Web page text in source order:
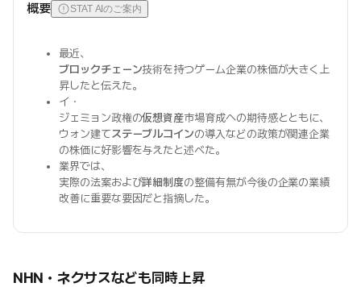
概要 STAT AIのご案内
最近、
ブロックチェーン技術を持つゲーム企業の株価が大きく上
昇したと伝えた。
イ・
ジェミョン政権の仮想資産市場育成への期待感とともに、
ウォン建てステーブルコインの導入などの政策が関連企業
の株価に好影響を与えたと述べた。
業界では、
実際の法案および詳細制度の整備有無が今後の企業の業績
改善に重要な要因だと指摘した。
NHN・ネクサスなども同時上昇